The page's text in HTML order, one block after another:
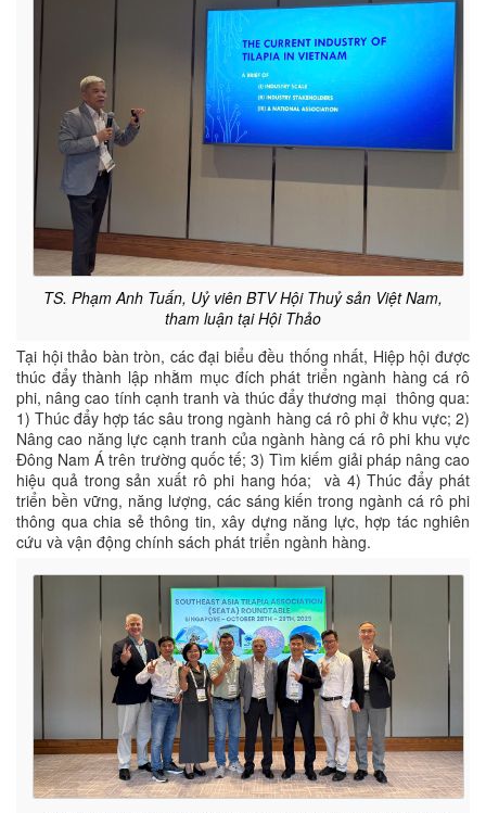
TS. Phạm Anh Tuấn, Uỷ viên BTV Hội Thuỷ sản Việt Nam,
tham luận tại Hội Thảo
Tại hội thảo bàn tròn, các đại biểu đều thống nhất, Hiệp hội được
thúc đẩy thành lập nhằm mục đích phát triển ngành hàng cá rô
phi, nâng cao tính cạnh tranh và thúc đẩy thương mại thông qua:
1) Thúc đẩy hợp tác sâu trong ngành hàng cá rô phi ở khu vực; 2)
Nâng cao năng lực cạnh tranh của ngành hàng cá rô phi khu vực
Đông Nam Á trên trường quốc tế; 3) Tìm kiếm giải pháp nâng cao
hiệu quả trong sản xuất rô phi hang hóa; và 4) Thúc đẩy phát
triển bền vững, năng lượng, các sáng kiến trong ngành cá rô phi
thông qua chia sẻ thông tin, xây dựng năng lực, hợp tác nghiên
cứu và vận động chính sách phát triển ngành hàng.